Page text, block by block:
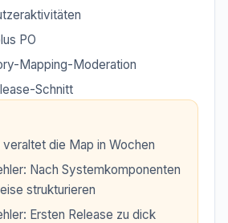
PO
Mapping-Moderation
Schnitt
die Map in Wochen
Nach Systemkomponenten
strukturieren
Ersten Release zu dick